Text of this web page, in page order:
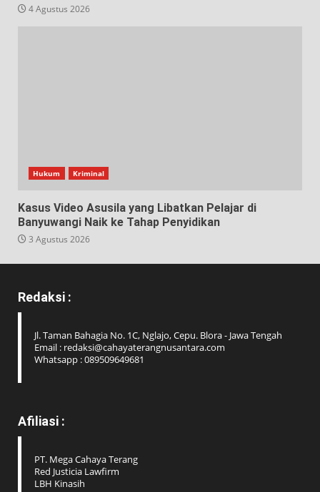
4 Agustus 2026
Hukum Kriminal
Kasus Video Asusila yang Libatkan Pelajar di
Banyuwangi Naik ke Tahap Penyidikan
3 Agustus 2026
Redaksi :
Jl. Taman Bahagia No. 1C, Nglajo, Cepu. Blora - Jawa Tengah
Email : redaksi@cahayaterangnusantara.com
Whatsapp : 089509649681
Afiliasi :
PT. Mega Cahaya Terang
Red Justicia Lawfirm
LBH Kinasih